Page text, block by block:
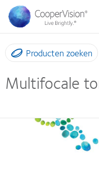
Overslaan
naar
de
inhoud
gaan
Producten zoeken
Multifocale